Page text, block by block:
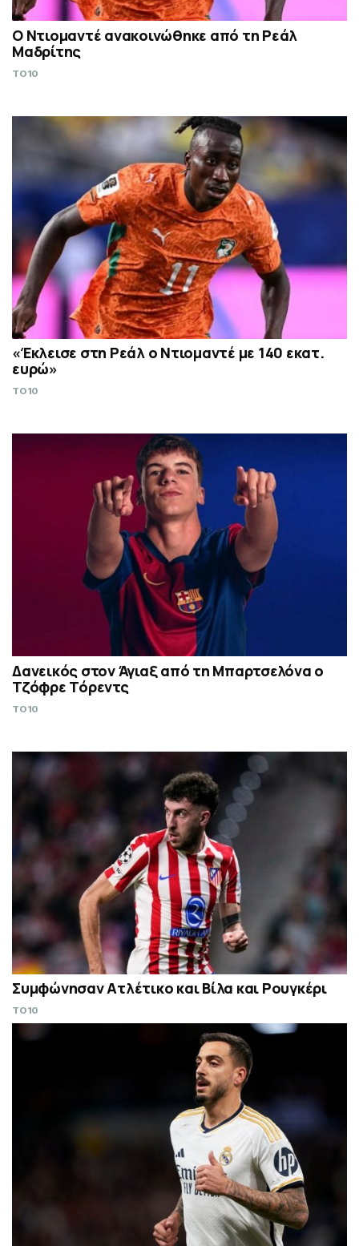
Ο Ντιομαντέ ανακοινώθηκε από τη Ρεάλ
Μαδρίτης
TO10
«Έκλεισε στη Ρεάλ ο Ντιομαντέ με 140 εκατ.
ευρώ»
TO10
Δανεικός στον Άγιαξ από τη Μπαρτσελόνα ο
Τζόφρε Τόρεντς
TO10
Συμφώνησαν Ατλέτικο και Βίλα και Ρουγκέρι
TO10